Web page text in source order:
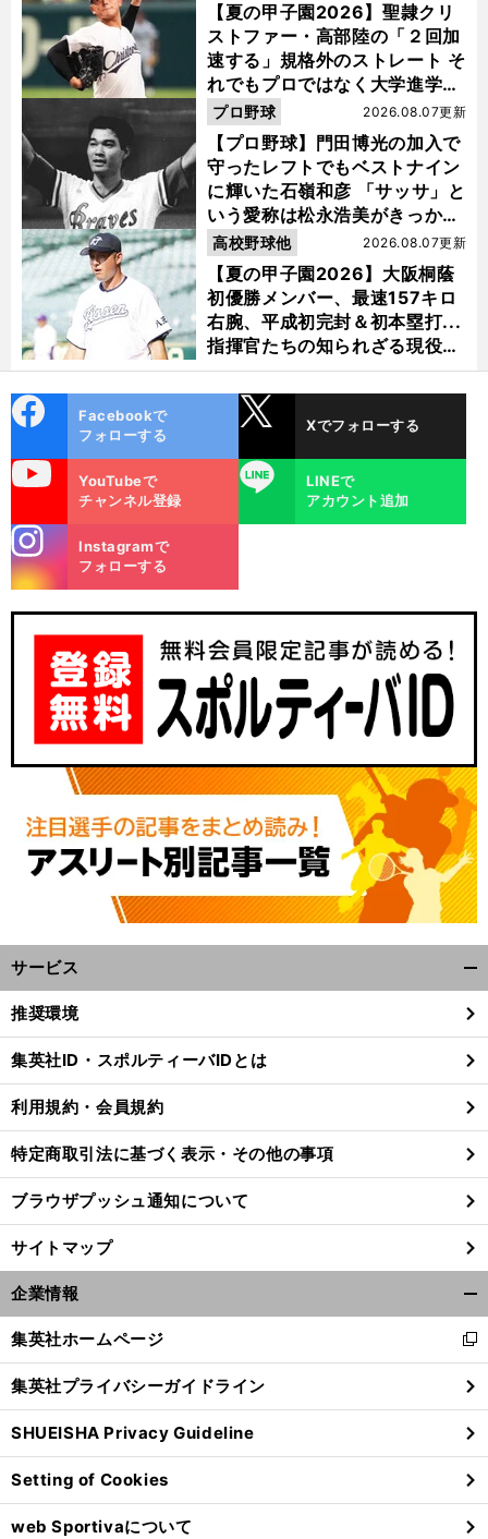
前
【夏の甲子園2026】聖隷クリ
ストファー・高部陸の「２回加
速する」規格外のストレート そ
れでもプロではなく大学進学を
選ぶ理由
【プロ野球】門田博光の加入で
守ったレフトでもベストナイン
に輝いた石嶺和彦 「サッサ」と
いう愛称は松永浩美がきっか
け？
2026.08.07更新
プロ野球
【夏の甲子園2026】大阪桐蔭
初優勝メンバー、最速157キロ
右腕、平成初完封＆初本塁打...
指揮官たちの知られざる現役時
代
2026.08.07更新
高校野球他
ok
Facebookで
フォローする
Xでフォローする
YouTubeで
チャンネル登録
LINE
LINEで
アカウント追加
m
Instagramで
フォローする
サービス
閉
る
推奨環境
集英社ID・スポルティーバIDとは
利用規約・会員規約
特定商取引法に基づく表示・その他の事項
ブラウザプッシュ通知について
サイトマップ
企業情報
閉
る
集英社ホームページ
新
し
い
ウ
ィ
ン
ド
ウ
で
集英社プライバシーガイドライン
SHUEISHA Privacy Guideline
Setting of Cookies
web Sportivaについて